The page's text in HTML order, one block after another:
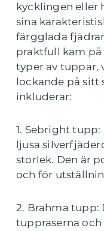
kycklingen eller
sina
färgglada
praktfull kam på
typer av tuppar,
lockande på sitt
inkluderar:
1. Sebright
ljusa
storlek. Den är
och för
2. Brahma tupp:
tuppraserna